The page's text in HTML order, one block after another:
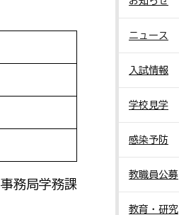
事務局学務課
ニュース
入試情報
学校見学
感染予防
教職員公募
教育・研究